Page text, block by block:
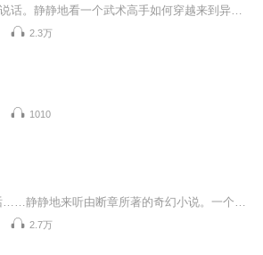
2.3万
1010
2.7万